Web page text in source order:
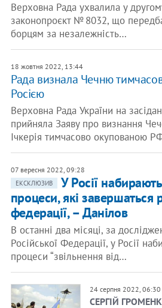
Верховна Рада ухвалила у
законопроєкт № 8032, що
борцям за незалежність…
18 жовтня 2022, 13:44
Рада визнала Чечню
Росією
Верховна Рада України на
прийняла Заяву про визнання
Ічкерія тимчасово окупованою
07 вересня 2022, 09:28
ЕКСКЛЮЗИВ
У Росії
процеси, які завершаться
федерації, – Данілов
В останні два місяці, за
Російської Федерації, у Росії
процеси “звільнення від…
24 серпня 2022, 06:30
СЕРГІЙ